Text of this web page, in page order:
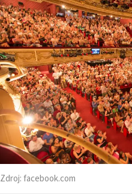
Zdroj:facebook.com